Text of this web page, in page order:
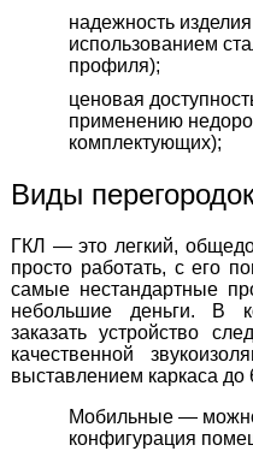
надежность
использованием
профиля);
ценовая
применению
комплектующих);
Виды
ГКЛ — это легкий,
просто работать, с его
самые нестандартные
небольшие деньги. В
заказать устройство
качественной
выставлением каркаса до
Мобильные —
конфигурация